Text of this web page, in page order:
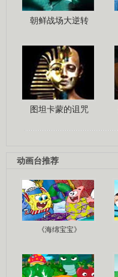
朝鲜战场大逆转
图坦卡蒙的诅咒
动画台推荐
《海绵宝宝》